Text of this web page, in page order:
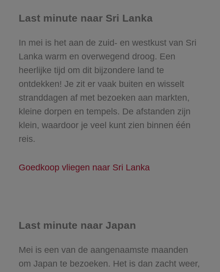
Last minute naar Sri Lanka
In mei is het aan de zuid- en westkust van Sri
Lanka warm en overwegend droog. Een
heerlijke tijd om dit bijzondere land te
ontdekken! Je zit er vaak buiten en wisselt
stranddagen af met bezoeken aan markten,
kleine dorpen en tempels. De afstanden zijn
klein, waardoor je veel kunt zien binnen één
reis.
Goedkoop vliegen naar Sri Lanka
Last minute naar Japan
Mei is een van de aangenaamste maanden
om Japan te bezoeken. Het is dan zacht weer,